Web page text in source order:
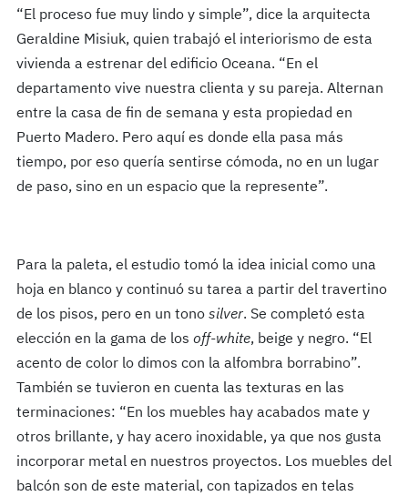
“El proceso fue muy lindo y simple”, dice la arquitecta
Geraldine Misiuk, quien trabajó el interiorismo de esta
vivienda a estrenar del edificio Oceana. “En el
departamento vive nuestra clienta y su pareja. Alternan
entre la casa de fin de semana y esta propiedad en
Puerto Madero. Pero aquí es donde ella pasa más
tiempo, por eso quería sentirse cómoda, no en un lugar
de paso, sino en un espacio que la represente”.
Para la paleta, el estudio tomó la idea inicial como una
hoja en blanco y continuó su tarea a partir del travertino
de los pisos, pero en un tono silver. Se completó esta
elección en la gama de los off-white, beige y negro. “El
acento de color lo dimos con la alfombra borrabino”.
También se tuvieron en cuenta las texturas en las
terminaciones: “En los muebles hay acabados mate y
otros brillante, y hay acero inoxidable, ya que nos gusta
incorporar metal en nuestros proyectos. Los muebles del
balcón son de este material, con tapizados en telas